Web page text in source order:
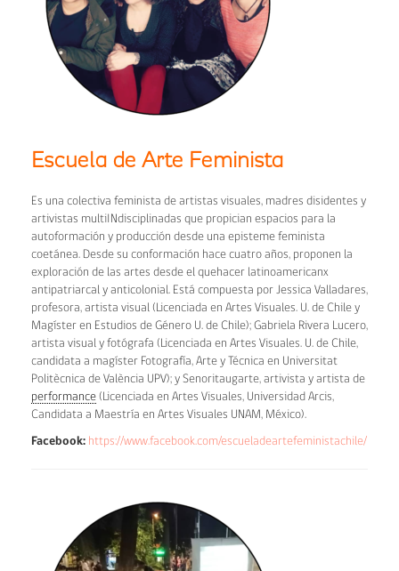
Escuela de Arte Feminista
Es una colectiva feminista de artistas visuales, madres disidentes y
artivistas multiINdisciplinadas que propician espacios para la
autoformación y producción desde una episteme feminista
coetánea. Desde su conformación hace cuatro años, proponen la
exploración de las artes desde el quehacer latinoamericanx
antipatriarcal y anticolonial. Está compuesta por Jessica Valladares,
profesora, artista visual (Licenciada en Artes Visuales. U. de Chile y
Magíster en Estudios de Género U. de Chile); Gabriela Rivera Lucero,
artista visual y fotógrafa (Licenciada en Artes Visuales. U. de Chile,
candidata a magíster Fotografía, Arte y Técnica en Universitat
Politècnica de València UPV); y Senoritaugarte, artivista y artista de
performance (Licenciada en Artes Visuales, Universidad Arcis,
Candidata a Maestría en Artes Visuales UNAM, México).
Facebook: https://www.facebook.com/escueladeartefeministachile/